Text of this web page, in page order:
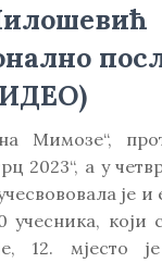
Мимозе“,
2023“, а у
је
учесника, који
12. мјесто